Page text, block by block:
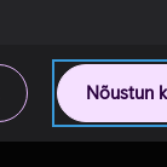
Nõustun